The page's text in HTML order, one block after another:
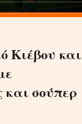
Κιέβου και
και σούπερ